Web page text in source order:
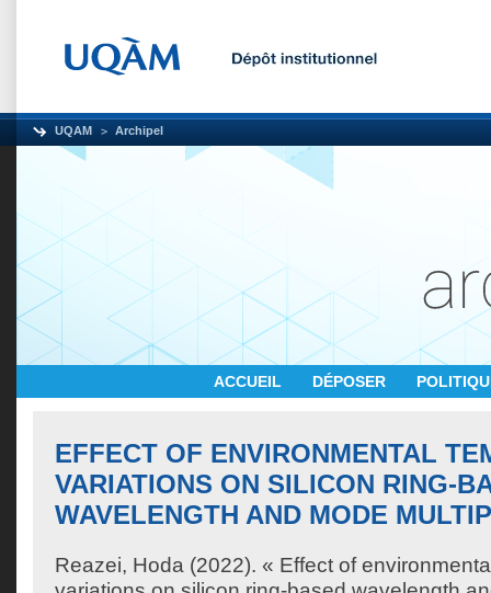
UQAM Archipel
ACCUEIL DÉPOSER
EFFECT OF ENVIRONMENTAL
VARIATIONS ON SILICON RING-
WAVELENGTH AND MODE
Reazei, Hoda (2022). « Effect of